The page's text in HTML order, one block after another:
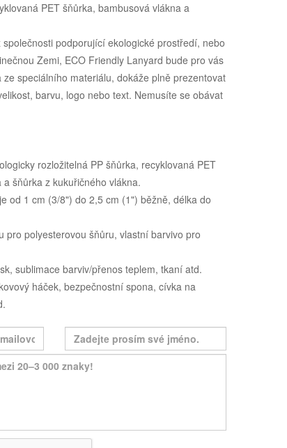
PET šňůrka, bambusová vlákna a
podporující ekologické prostředí, nebo
Zemi, ECO Friendly Lanyard bude pro vás
speciálního materiálu, dokáže plně prezentovat
barvu, logo nebo text. Nemusíte se obávat
rozložitelná PP šňůrka, recyklovaná PET
šňůrka z kukuřičného vlákna.
od 1 cm (3/8") do 2,5 cm (1") běžně, délka do
pro polyesterovou šňůru, vlastní barvivo pro
sublimace barviv/přenos teplem, tkaní atd.
háček, bezpečnostní spona, cívka na